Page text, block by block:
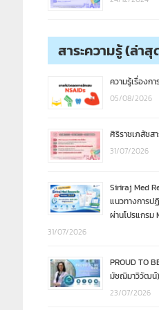
สาระความรู้ (ล่าสุ
ความรู้เรื่องกา
05/08/2026
ศิริราชเภสัชส
31/07/2026
Siriraj Med
แนวทางการป
ผ่านโปรแกรม
31/07/2026
PROUD TO
มัชฌิมาวิวัฒน์)
23/07/2026